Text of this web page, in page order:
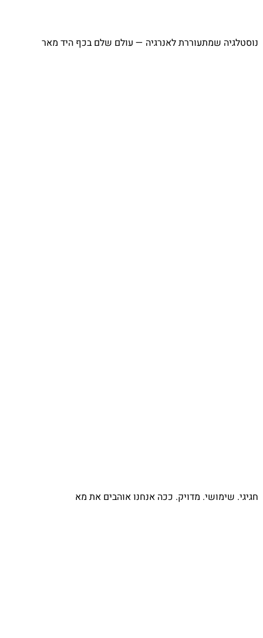
שמתעוררת לאנרגיה — עולם שלם בכף היד מאר